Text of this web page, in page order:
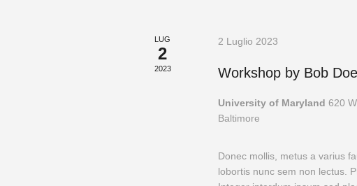
LUG
2
2023
2 Luglio 2023
Workshop by Bob Doe
University of Maryland 620
Baltimore
Donec mollis, metus a varius
lobortis nunc sem non lectus.